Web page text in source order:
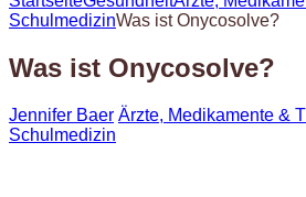
SchulmedizinWas ist Onycosolve?
Was ist Onycosolve?
Jennifer Baer Ärzte, Medikamente &
Schulmedizin